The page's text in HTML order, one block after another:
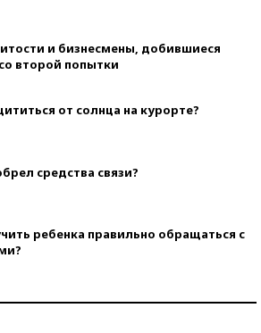
и бизнесмены, добившиеся
второй попытки
от солнца на курорте?
средства связи?
ребенка правильно обращаться с